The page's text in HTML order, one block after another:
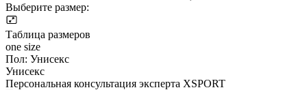
Выберите размер:
Таблица размеров
one size
Пол: Унисекс
Унисекс
Персональная консультация эксперта XSPORT